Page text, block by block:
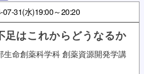
07-31(水)19:00～20:20
足はこれからどうなるか
生命創薬科学科 創薬資源開発学講